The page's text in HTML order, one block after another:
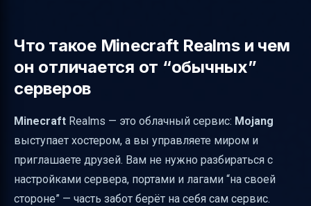
при окончании подписки
Почему иногда Realms “не работает”:
типовые ошибки и ограничения
такое и кому нужно
Обновления и версия мира: что ожидать
Что выбрать: Realms или “сервер по IP”?
Что такое Minecraft Realms и чем
он отличается от “обычных”
серверов
Minecraft Realms — это облачный сервис: Mojang
выступает хостером, а вы управляете миром и
приглашаете друзей. Вам не нужно разбираться с
настройками сервера, портами и лагами “на своей
стороне” — часть забот берёт на себя сам сервис.